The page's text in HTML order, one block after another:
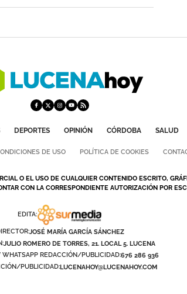
DEPORTES OPINIÓN CÓRDOBA SALUD
DE USO POLÍTICA DE COOKIES
O EL USO DE CUALQUIER CONTENIDO ESCRITO,
CON LA CORRESPONDIENTE AUTORIZACIÓN POR
EDITA:
JOSÉ MARÍA GARCÍA SÁNCHEZ
JULIO ROMERO DE TORRES, 21. LOCAL 5. LUCENA
WHATSAPP REDACCIÓN/PUBLICIDAD:676 286 936
PUBLICIDAD:LUCENAHOY@LUCENAHOY.COM